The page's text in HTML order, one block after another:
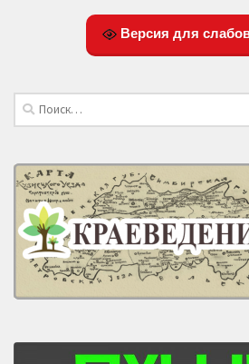
Версия для
Найти: